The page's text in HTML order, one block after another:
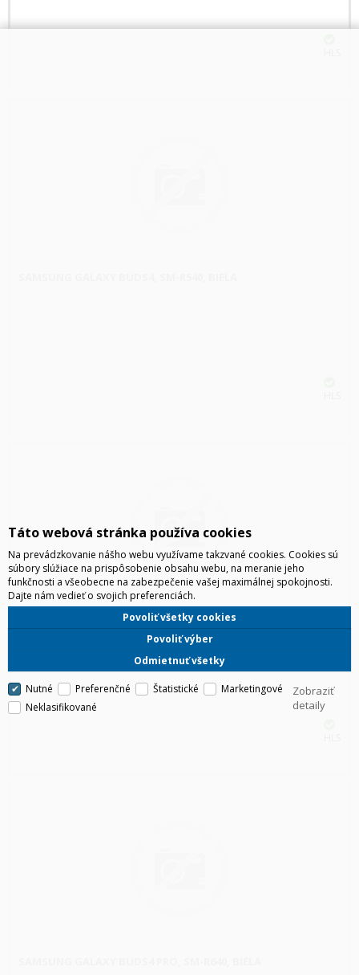
SAMSUNG GALAXY BUDS4 PRO, SM-R640, ČIERNA
Táto webová stránka používa cookies
Na prevádzkovanie nášho webu využívame takzvané cookies. Cookies sú
súbory slúžiace na prispôsobenie obsahu webu, na meranie jeho
funkčnosti a všeobecne na zabezpečenie vašej maximálnej spokojnosti.
Dajte nám vedieť o svojich preferenciách.
Odmietnuť všetky
Povoliť výber
Povoliť všetky cookies
Nutné Preferenčné Štatistické
Marketingové
Neklasifikované
Zobraziť
detaily